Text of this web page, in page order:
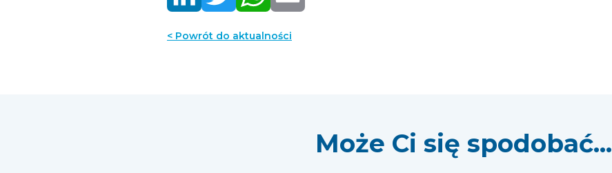
< Powrót do aktualności
Może Ci się spodobać...